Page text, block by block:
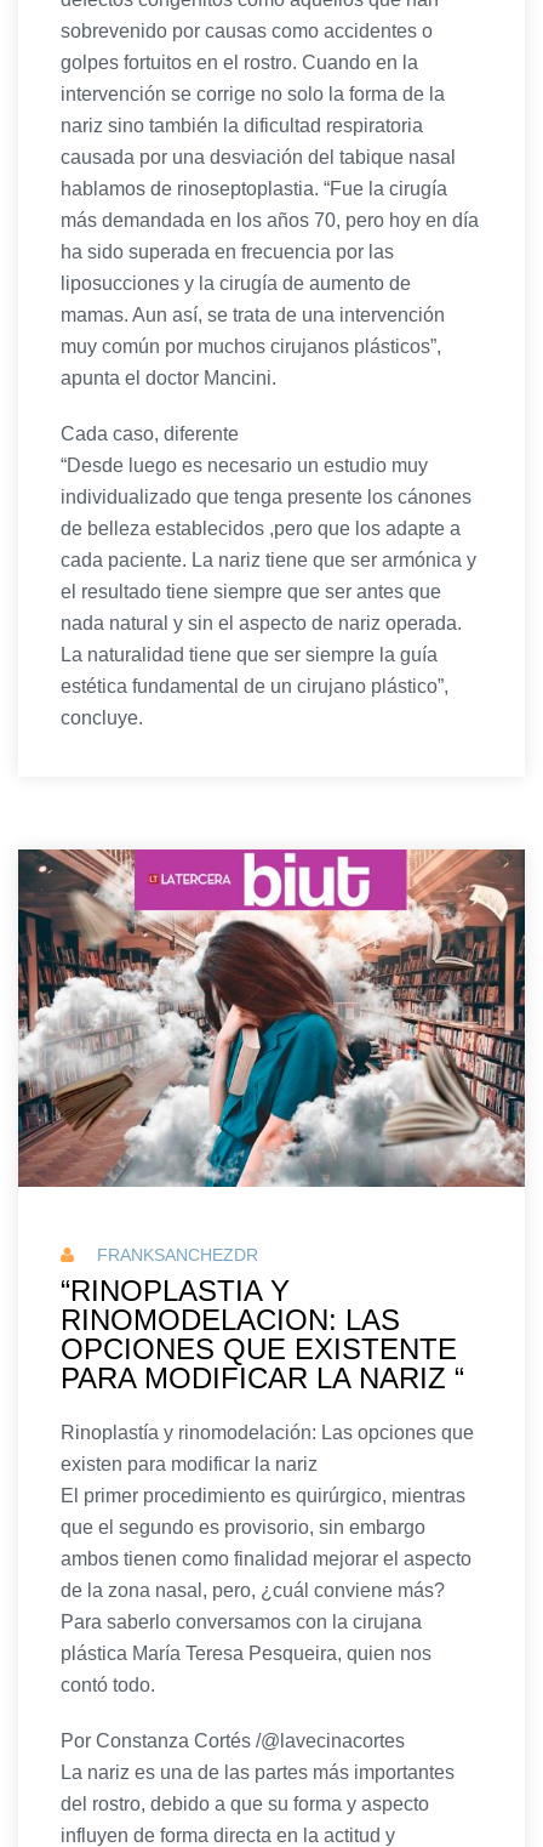
sobrevenido por causas como accidentes o
golpes fortuitos en el rostro. Cuando en la
intervención se corrige no solo la forma de la
nariz sino también la dificultad respiratoria
causada por una desviación del tabique nasal
hablamos de rinoseptoplastia. “Fue la cirugía
más demandada en los años 70, pero hoy en día
ha sido superada en frecuencia por las
liposucciones y la cirugía de aumento de
mamas. Aun así, se trata de una intervención
muy común por muchos cirujanos plásticos”,
apunta el doctor Mancini.
Cada caso, diferente
“Desde luego es necesario un estudio muy
individualizado que tenga presente los cánones
de belleza establecidos ,pero que los adapte a
cada paciente. La nariz tiene que ser armónica y
el resultado tiene siempre que ser antes que
nada natural y sin el aspecto de nariz operada.
La naturalidad tiene que ser siempre la guía
estética fundamental de un cirujano plástico”,
concluye.
FRANKSANCHEZDR
“RINOPLASTIA Y
RINOMODELACION: LAS
OPCIONES QUE EXISTENTE
PARA MODIFICAR LA NARIZ “
Rinoplastía y rinomodelación: Las opciones que
existen para modificar la nariz
El primer procedimiento es quirúrgico, mientras
que el segundo es provisorio, sin embargo
ambos tienen como finalidad mejorar el aspecto
de la zona nasal, pero, ¿cuál conviene más?
Para saberlo conversamos con la cirujana
plástica María Teresa Pesqueira, quien nos
contó todo.
Por Constanza Cortés /@lavecinacortes
La nariz es una de las partes más importantes
del rostro, debido a que su forma y aspecto
influyen de forma directa en la actitud y